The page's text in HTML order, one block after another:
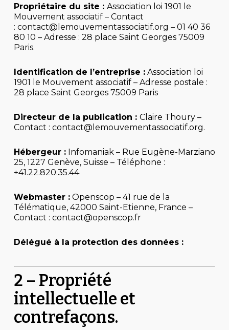
Propriétaire du site : Association loi 1901 le
Mouvement associatif– Contact
: contact@lemouvementassociatif.org – 01 40 36
80 10 – Adresse : 28 place Saint Georges 75009
Paris.
Identification de l’entreprise : Association loi
1901 le Mouvement associatif– Adresse postale :
28 place Saint Georges 75009 Paris
Directeur de la publication : Claire Thoury–
Contact : contact@lemouvementassociatif.org.
Hébergeur : Infomaniak – Rue Eugène-Marziano
25, 1227 Genève, Suisse – Téléphone :
+41.22.820.35.44
Webmaster :Openscop – 41 rue de la
Télématique, 42000 Saint-Etienne, France –
Contact : contact@openscop.fr
Délégué à la protection des données :
2 – Propriété
intellectuelle et
contrefaçons.